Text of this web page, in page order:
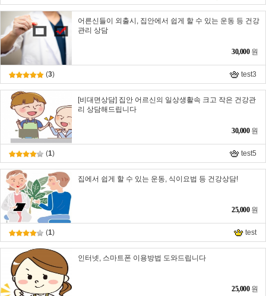
어른신들이 외출시, 집안에서 쉽게 할 수 있는 운동 등 건강
관리 상담
30,000 원
(3) test3
[비대면상담] 집안 어르신의 일상생활속 크고 작은 건강관
리 상담해드립니다
30,000 원
(1) test5
집에서 쉽게 할 수 있는 운동, 식이요법 등 건강상담!
25,000 원
(1) test
인터넷, 스마트폰 이용방법 도와드립니다
25,000 원